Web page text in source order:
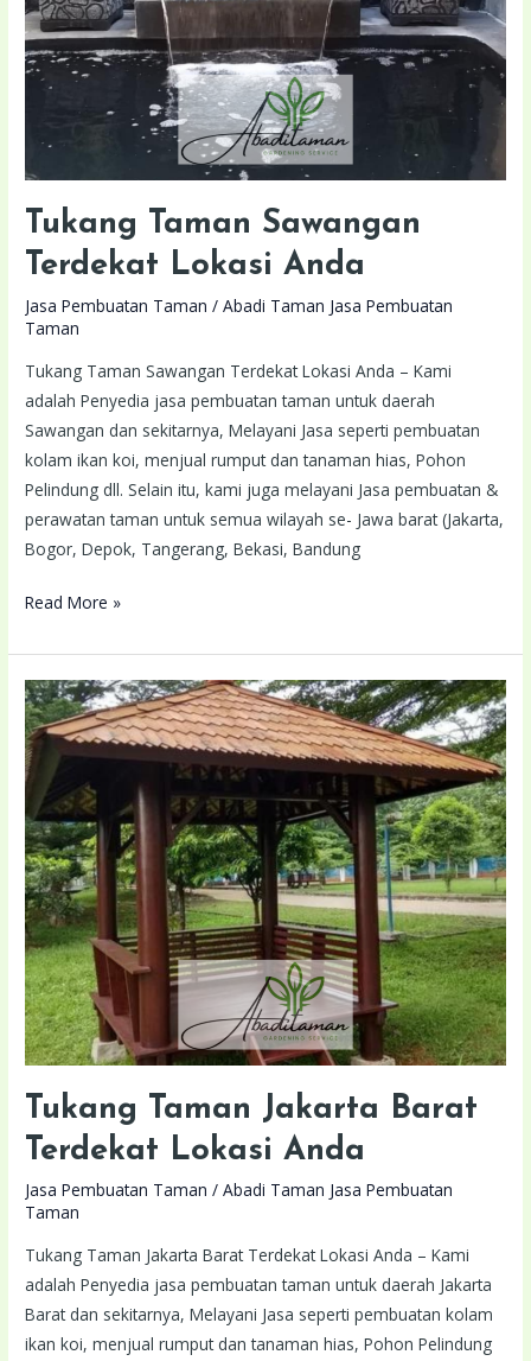
Tukang Taman Sawangan
Terdekat Lokasi Anda
Jasa Pembuatan Taman /Abadi Taman Jasa Pembuatan
Taman
Tukang Taman Sawangan Terdekat Lokasi Anda – Kami
adalah Penyedia jasa pembuatan taman untuk daerah
Sawangan dan sekitarnya, Melayani Jasa seperti pembuatan
kolam ikan koi, menjual rumput dan tanaman hias, Pohon
Pelindung dll. Selain itu, kami juga melayani Jasa pembuatan &
perawatan taman untuk semua wilayah se- Jawa barat (Jakarta,
Bogor, Depok, Tangerang, Bekasi, Bandung
Read More »
Tukang Taman Jakarta Barat
Terdekat Lokasi Anda
Jasa Pembuatan Taman /Abadi Taman Jasa Pembuatan
Taman
Tukang Taman Jakarta Barat Terdekat Lokasi Anda – Kami
adalah Penyedia jasa pembuatan taman untuk daerah Jakarta
Barat dan sekitarnya, Melayani Jasa seperti pembuatan kolam
ikan koi, menjual rumput dan tanaman hias, Pohon Pelindung
Tukang
Taman
Jakarta
Barat
Terdekat
Lokasi
Anda